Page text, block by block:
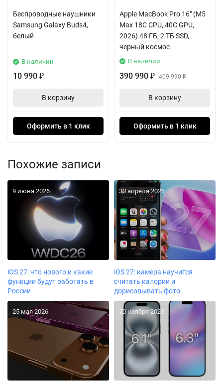
Беспроводные наушники
Samsung Galaxy Buds4,
белый
В наличии
10 990 ₽
В корзину
Оформить в 1 клик
Apple MacBook Pro 16" (M5
Max 18C CPU, 40C GPU,
2026) 48 ГБ, 2 ТБ SSD,
черный космос
В наличии
390 990 ₽ 409 990₽
В корзину
Оформить в 1 клик
Похожие записи
9 июня 2026
iOS 27: что нового и какие
функции будут работать в
России
30 апреля 2026
iOS 27: камера научится
считать калории и
дорисовывать фото
25 мая 2026 20 ноября 2025